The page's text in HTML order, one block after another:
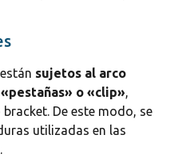
sujetos al arco
o «clip»,
De este modo, se
utilizadas en las